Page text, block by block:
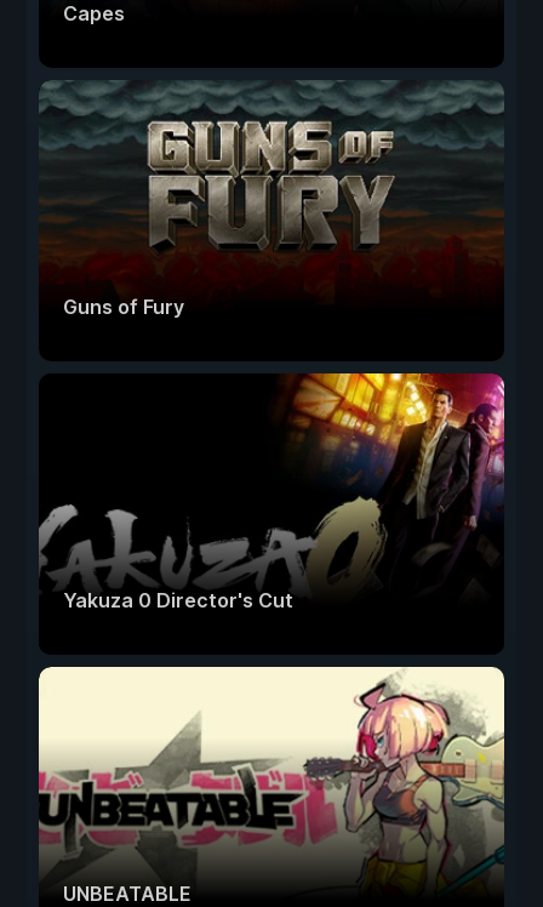
Capes
Guns of Fury
Yakuza 0 Director's Cut
UNBEATABLE